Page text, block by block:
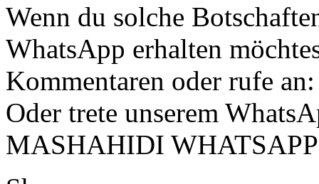
Wenn du solche
WhatsApp erhalten
Kommentaren oder rufe
Oder trete unserem
MASHAHIDI